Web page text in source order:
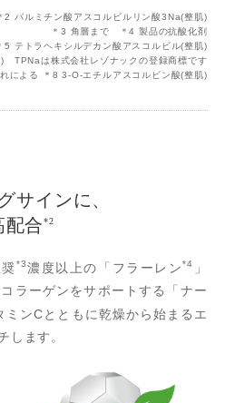
パルミチン酸アスコルビルリン酸3Na(整肌)
＊3 角層まで ＊4 製品の抗酸化剤
5 テトラヘキシルデカン酸アスコルビル(整肌)
) TPNaは株式会社レゾナックの登録商標です
による ＊8 3-O-エチルアスコルビン酸(整肌)
サインに、
配合*2
*3濃度以上の「フラーレン*4
」
ラーゲンをサポートする「ナー
ミンCとともに乾燥から始まるエ
します。